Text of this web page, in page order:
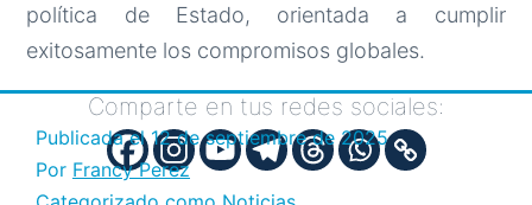
política de Estado, orientada a cumplir
exitosamente los compromisos globales.
Comparte en tus redes sociales:
Publicada el 12 de septiembre de 2025
Por Francy Perez